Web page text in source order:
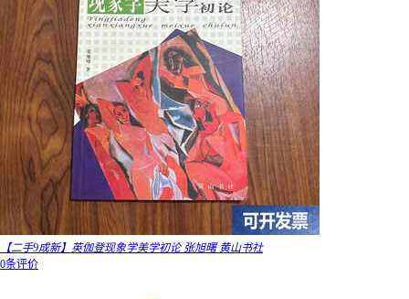
【二手9成新】英伽登现象学美学初论 张旭曙 黄山书社
0条评价